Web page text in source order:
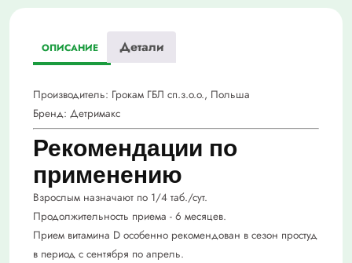
ОПИСАНИЕ Детали
Производитель: Грокам ГБЛ сп.з.о.о., Польша
Бренд: Детримакс
Рекомендации по
применению
Взрослым назначают по 1/4 таб./сут.
Продолжительность приема - 6 месяцев.
Прием витамина D особенно рекомендован в сезон простуд
в период с сентября по апрель.